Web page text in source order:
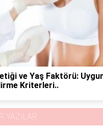
ve Yaş Faktörü:
Kriterleri..
YAZILAR